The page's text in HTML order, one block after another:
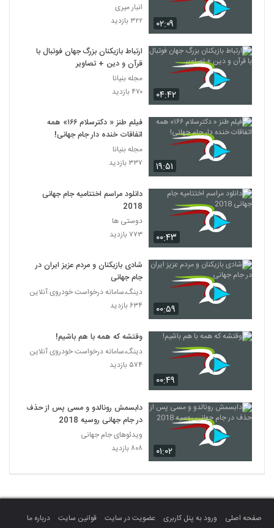
۰۲:۰۹
انبار میری
۳۲۲ بازدید
۰۴:۴۲
ارتباط بازیکنان بزرگ جهان فوتبال با
قرآن و دین + تصاویر
مجله بنیانا
۴۷۰ بازدید
۱۹:۵۱
فیلم طنز « دکترسلام ۱۶۶» همه
اتفاقات خنده دار جام جهانی!
مجله بنیانا
۳۳۷ بازدید
۰۰:۴۳
دانلود مراسم اختتامیه جام جهانی
2018
دوستی ها
۷۷۳ بازدید
۰۰:۵۹
شادی بازیکنان و مردم عزیز ایران در
جام جهانی
دینگ،سامانه درخواست خودروی آنلاین
۶۳۴ بازدید
۰۰:۴۹
وقتشه که همه با هم باشیم!
دینگ،سامانه درخواست خودروی آنلاین
۵۷۴ بازدید
۰۱:۰۲
دابسمش رونالدو و مسی پس از حذف
در جام جهانی روسیه 2018
ویدئوهای جام جهانی
۸۰۸ بازدید
صفحه اصلی ورود به پنل کاربری عضویت در سایت قوانین سایت
درباره ما